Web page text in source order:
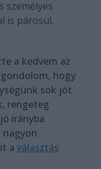
személyes
is párosul.
a kedvem az
hogy
sok jót
rengeteg
irányba
a választás